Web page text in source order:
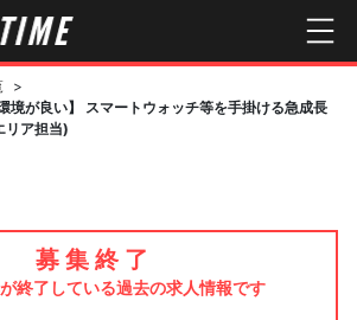
>
境が良い】 スマートウォッチ等を手掛ける急成長
リア担当)
募 集 終 了
終了している過去の求人情報です